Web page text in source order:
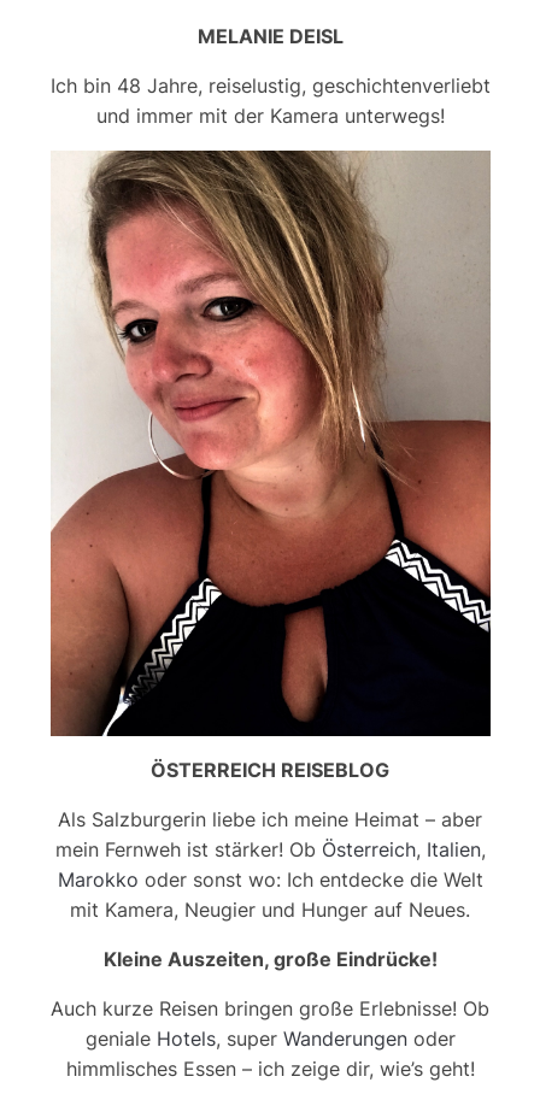
MELANIE DEISL
Ich bin 48 Jahre, reiselustig, geschichtenverliebt
und immer mit der Kamera unterwegs!
ÖSTERREICH REISEBLOG
Als Salzburgerin liebe ich meine Heimat – aber
mein Fernweh ist stärker! Ob Österreich, Italien,
Marokko oder sonst wo: Ich entdecke die Welt
mit Kamera, Neugier und Hunger auf Neues.
Kleine Auszeiten, große Eindrücke!
Auch kurze Reisen bringen große Erlebnisse! Ob
geniale Hotels, super Wanderungenoder
himmlisches Essen – ich zeige dir, wie’s geht!